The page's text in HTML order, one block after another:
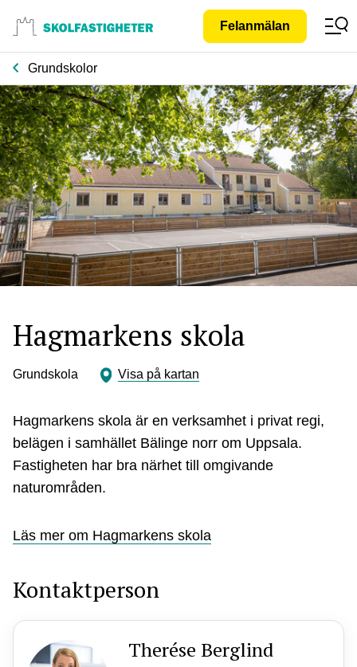
Gå till
innehåll
Felanmälan
Grundskolor
Hagmarkens skola
Grundskola Visa på kartan
Hagmarkens skola är en verksamhet i privat regi,
belägen i samhället Bälinge norr om Uppsala.
Fastigheten har bra närhet till omgivande
naturområden.
Läs mer om Hagmarkens skola
Kontaktperson
Therése Berglind